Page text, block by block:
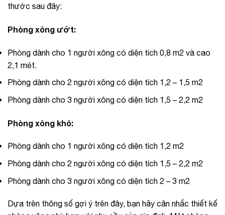
thước sau đây:
Phòng xông ướt:
Phòng dành cho 1 người xông có diện tích 0,8 m2 và cao
2,1 mét.
Phòng dành cho 2 người xông có diện tích 1,2 – 1,5 m2
Phòng dành cho 3 người xông có diện tích 1,5 – 2,2 m2
Phòng xông khô:
Phòng dành cho 1 người xông có diện tích 1,2 m2
Phòng dành cho 2 người xông có diện tích 1,5 – 2,2 m2
Phòng dành cho 3 người xông có diện tích 2 – 3 m2
Dựa trên thông số gợi ý trên đây, bạn hãy cân nhắc thiết kế